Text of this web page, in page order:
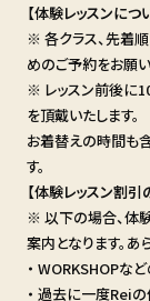
【体験レッスンにつ
※ 各クラス、先着
めのご予約をお願い
※ レッスン前後に
を頂戴いたします。
お着替えの時間も
す。
【体験レッスン割
※ 以下の場合、体
案内となります。あ
・ WORKSHOPな
・ 過去に一度Rei